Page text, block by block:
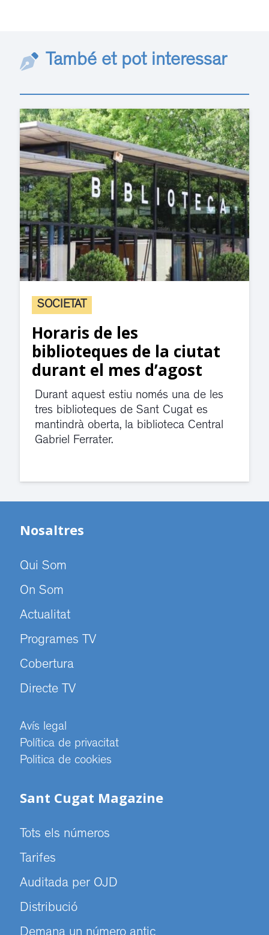
També et pot interessar
SOCIETAT
Horaris de les
biblioteques de la ciutat
durant el mes d’agost
Durant aquest estiu només una de les
tres biblioteques de Sant Cugat es
mantindrà oberta, la biblioteca Central
Gabriel Ferrater.
Nosaltres
Qui Som
On Som
Actualitat
Programes TV
Cobertura
Directe TV
Avís legal
Política de privacitat
Politica de cookies
Sant Cugat Magazine
Tots els números
Tarifes
Auditada per OJD
Distribució